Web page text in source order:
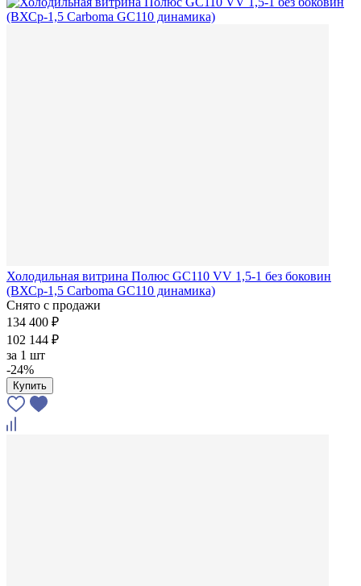
Холодильная витрина Полюс GC110 VV 1,5-1 без боковин
(ВХСр-1,5 Carboma GC110 динамика)
Снято с продажи
134 400 ₽
102 144 ₽
за 1 шт
-24%
Купить